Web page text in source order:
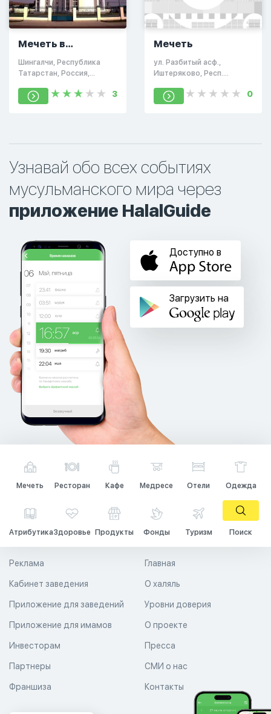
Мечеть в
Шингальчах
Шингалчи, Республика
Татарстан, Россия,
3
Мечеть
ул. Разбитый асф.,
Иштеряково, Респ.
0
Узнавай обо всех событиях
мусульманского мира через
приложение HalalGuide
Доступно в
Загрузить на
Мечеть Ресторан Кафе Медресе Отели Одежда
АтрибутикаЗдоровье Продукты Фонды Туризм Поиск
Главная
О халяль
Уровни доверия
Реклама
Кабинет заведения
Приложение для заведений
Приложение для имамов О проекте
Пресса
СМИ о нас
Контакты
Инвесторам
Партнеры
Франшиза